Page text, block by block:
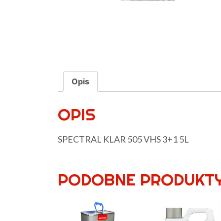
Opis
OPIS
SPECTRAL KLAR 505 VHS 3+1 5L
PODOBNE